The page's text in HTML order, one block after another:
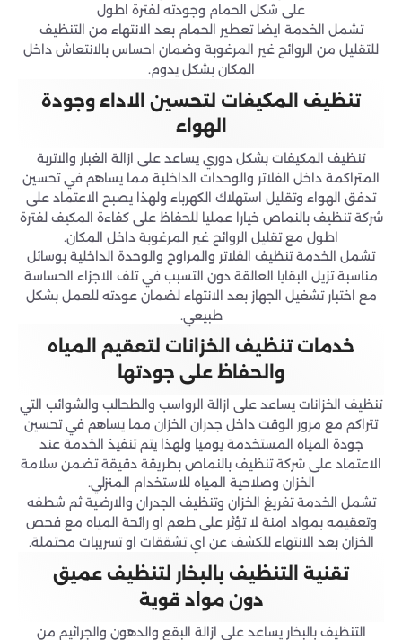
على شكل الحمام وجودته لفترة اطول
تشمل الخدمة ايضا تعطير الحمام بعد الانتهاء من التنظيف
للتقليل من الروائح غير المرغوبة وضمان احساس بالانتعاش داخل
المكان بشكل يدوم.
تنظيف المكيفات لتحسين الاداء وجودة
الهواء
تنظيف المكيفات بشكل دوري يساعد على ازالة الغبار والاتربة
المتراكمة داخل الفلاتر والوحدات الداخلية مما يساهم في تحسين
تدفق الهواء وتقليل استهلاك الكهرباء ولهذا يصبح الاعتماد على
شركة تنظيف بالنماص خيارا عمليا للحفاظ على كفاءة المكيف لفترة
اطول مع تقليل الروائح غير المرغوبة داخل المكان.
تشمل الخدمة تنظيف الفلاتر والمراوح والوحدة الداخلية بوسائل
مناسبة تزيل البقايا العالقة دون التسبب في تلف الاجزاء الحساسة
مع اختبار تشغيل الجهاز بعد الانتهاء لضمان عودته للعمل بشكل
طبيعي.
خدمات تنظيف الخزانات لتعقيم المياه
والحفاظ على جودتها
تنظيف الخزانات يساعد على ازالة الرواسب والطحالب والشوائب التي
تتراكم مع مرور الوقت داخل جدران الخزان مما يساهم في تحسين
جودة المياه المستخدمة يوميا ولهذا يتم تنفيذ الخدمة عند
الاعتماد على شركة تنظيف بالنماص بطريقة دقيقة تضمن سلامة
الخزان وصلاحية المياه للاستخدام المنزلي.
تشمل الخدمة تفريغ الخزان وتنظيف الجدران والارضية ثم شطفه
وتعقيمه بمواد امنة لا تؤثر على طعم او رائحة المياه مع فحص
الخزان بعد الانتهاء للكشف عن اي تشققات او تسريبات محتملة.
تقنية التنظيف بالبخار لتنظيف عميق
دون مواد قوية
التنظيف بالبخار يساعد على ازالة البقع والدهون والجراثيم من